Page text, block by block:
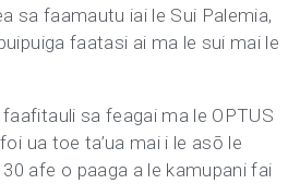
sa faamautu iai le Sui Palemia,
faatasi ai ma le sui mai le
sa feagai ma le OPTUS
ua toe ta’ua mai i le asō le
afe o paaga a le kamupani fai